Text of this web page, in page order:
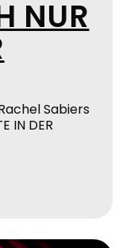
NUR
Sabiers
IN DER